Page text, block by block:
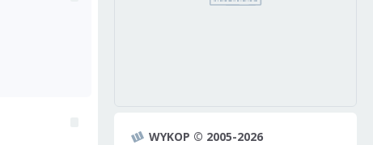
WYKOP © 2005-2026